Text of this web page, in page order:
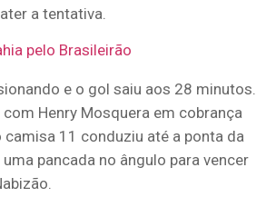
a tentativa.
pelo Brasileirão
e o gol saiu aos 28 minutos.
Henry Mosquera em cobrança
camisa 11 conduziu até a ponta da
pancada no ângulo para vencer